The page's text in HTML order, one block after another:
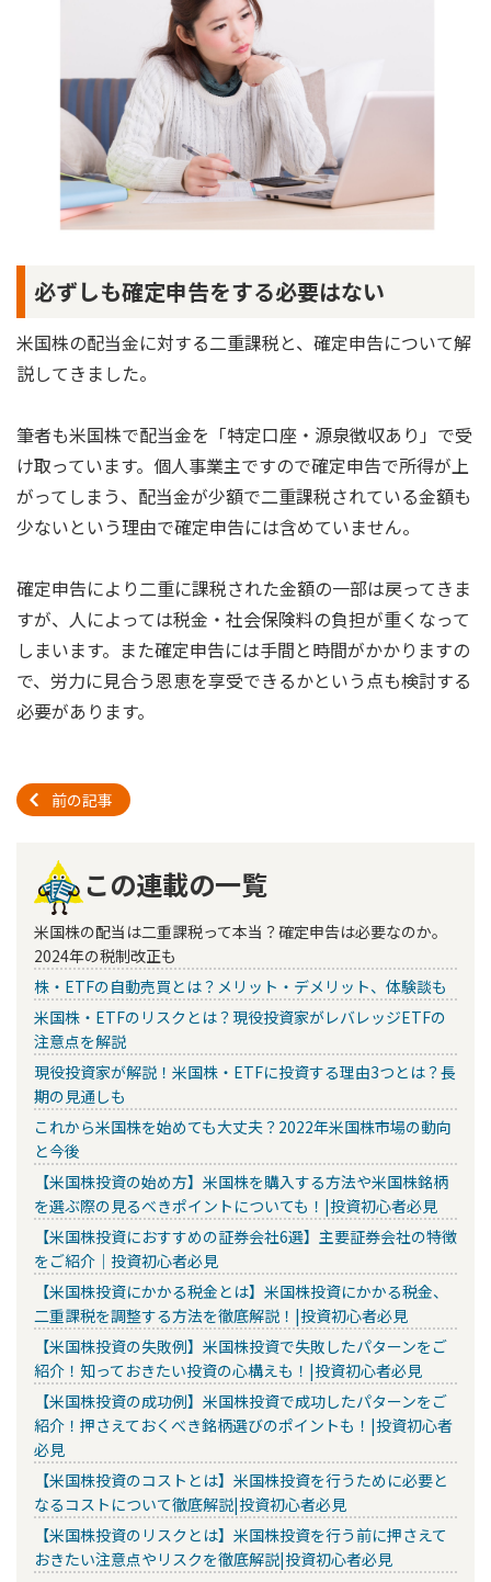
必ずしも確定申告をする必要はない
米国株の配当金に対する二重課税と、確定申告について解
説してきました。
筆者も米国株で配当金を「特定口座・源泉徴収あり」で受
け取っています。個人事業主ですので確定申告で所得が上
がってしまう、配当金が少額で二重課税されている金額も
少ないという理由で確定申告には含めていません。
確定申告により二重に課税された金額の一部は戻ってきま
すが、人によっては税金・社会保険料の負担が重くなって
しまいます。また確定申告には手間と時間がかかりますの
で、労力に見合う恩恵を享受できるかという点も検討する
必要があります。
前の記事
この連載の一覧
米国株の配当は二重課税って本当？確定申告は必要なのか。
2024年の税制改正も
株・ETFの自動売買とは？メリット・デメリット、体験談も
米国株・ETFのリスクとは？現役投資家がレバレッジETFの
注意点を解説
現役投資家が解説！米国株・ETFに投資する理由3つとは？長
期の見通しも
これから米国株を始めても大丈夫？2022年米国株市場の動向
と今後
【米国株投資の始め方】米国株を購入する方法や米国株銘柄
を選ぶ際の見るべきポイントについても！|投資初心者必見
【米国株投資におすすめの証券会社6選】主要証券会社の特徴
をご紹介｜投資初心者必見
【米国株投資にかかる税金とは】米国株投資にかかる税金、
二重課税を調整する方法を徹底解説！|投資初心者必見
【米国株投資の失敗例】米国株投資で失敗したパターンをご
紹介！知っておきたい投資の心構えも！|投資初心者必見
【米国株投資の成功例】米国株投資で成功したパターンをご
紹介！押さえておくべき銘柄選びのポイントも！|投資初心者
必見
【米国株投資のコストとは】米国株投資を行うために必要と
なるコストについて徹底解説|投資初心者必見
【米国株投資のリスクとは】米国株投資を行う前に押さえて
おきたい注意点やリスクを徹底解説|投資初心者必見